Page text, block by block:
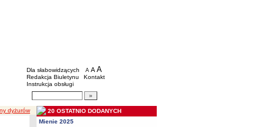
BIP - Oświata Częstochowa
Menu dodatkowe
Dla słabowidzących A pomniejsz czcionkę
A standardowy rozmiar czcionki
A
Redakcja Biuletynu
Kontakt
Instrukcja obsługi
Wyszukiwarka artykułów
dyżurów
20 OSTATNIO DODANYCH
Mienie 2025